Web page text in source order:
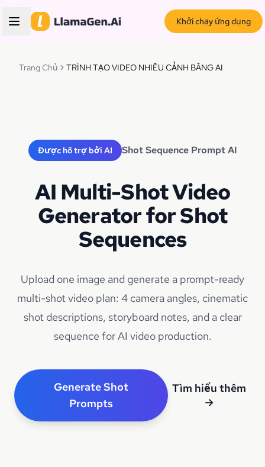
Khởi chạy ứng dụng
Trang Chủ TRÌNH TẠO VIDEO NHIỀU CẢNH BẰNG AI
Được hỗ trợ bởi AI Shot Sequence Prompt AI
AI Multi-Shot Video
Generator for Shot
Sequences
Upload one image and generate a prompt-ready
multi-shot video plan: 4 camera angles, cinematic
shot descriptions, storyboard notes, and a clear
sequence for AI video production.
Generate Shot
Prompts
Tìm hiểu thêm
→